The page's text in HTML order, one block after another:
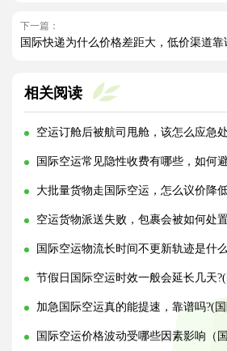
下一篇：
国际快递为什么价格差距大，低价渠道靠
相关阅读
空运订舱后被航司甩舱，该怎么应急处理（
国际空运常见隐性收费有哪些，如何避开（
大批量货物走国际空运，怎么议价降低运费（
空运货物派送失败，包裹会被如何处置?（
国际空运物流长时间不更新轨迹是什么原因（
节假日国际空运时效一般会延长几天?(国
加急国际空运真的能提速，靠谱吗?(
国际空运价格波动受哪些因素影响（国